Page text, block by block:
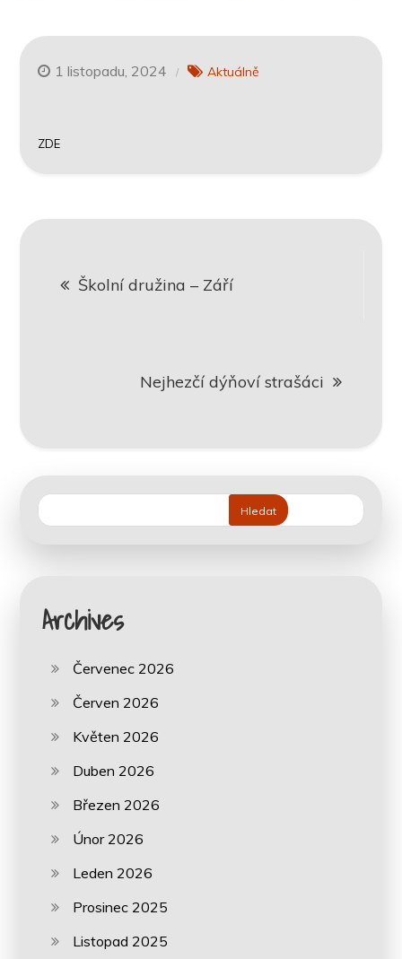
1 listopadu, 2024 Aktuálně
ZDE
Navigace
proŠkolní družina – Září
Nejhezčí dýňoví strašáci
Hledat
Archives
Červenec 2026
Červen 2026
Květen 2026
Duben 2026
Březen 2026
Únor 2026
Leden 2026
Prosinec 2025
Listopad 2025